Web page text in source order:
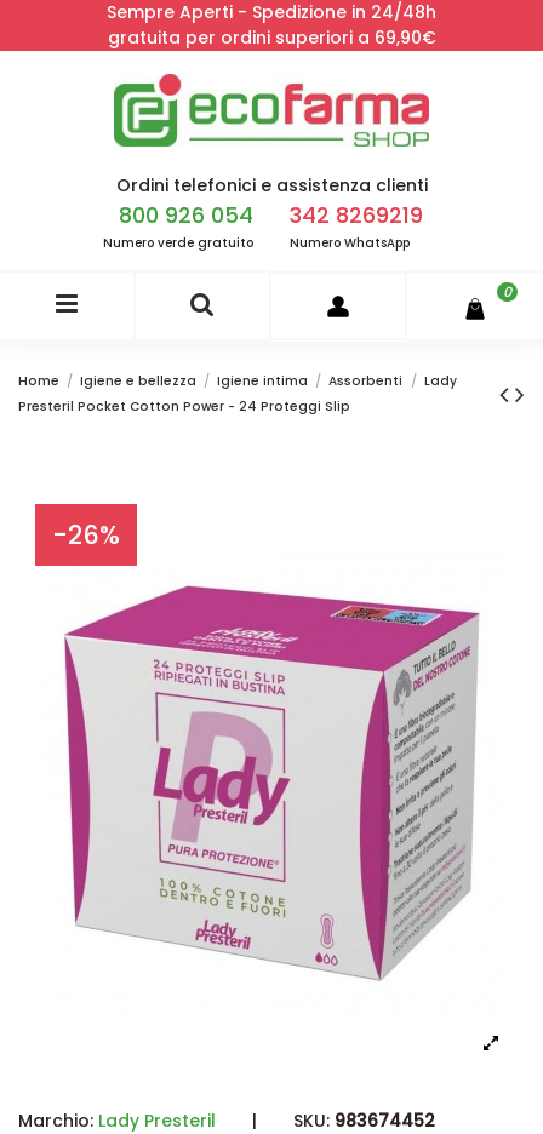
Sempre Aperti - Spedizione in 24/48h
gratuita per ordini superiori a 69,90€
Ordini telefonici e assistenza clienti
800 926 054
Numero verde gratuito
342 8269219
Numero WhatsApp
0
Home Igiene e bellezza Igiene intima Assorbenti
Lady
Presteril Pocket Cotton Power - 24 Proteggi Slip
-26%
Marchio: Lady Presteril | SKU: 983674452